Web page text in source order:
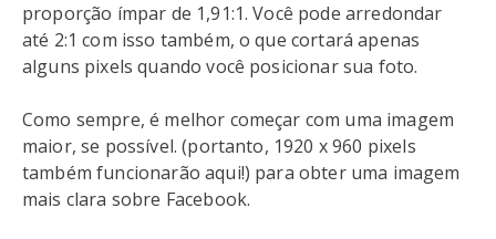
proporção ímpar de 1,91:1. Você pode arredondar
até 2:1 com isso também, o que cortará apenas
alguns pixels quando você posicionar sua foto.
Como sempre, é melhor começar com uma imagem
maior, se possível. (portanto, 1920 x 960 pixels
também funcionarão aqui!) para obter uma imagem
mais clara sobre Facebook.